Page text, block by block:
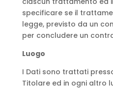
specificare se il
legge, previsto da un
per concludere un
Luogo
I Dati sono trattati
Titolare ed in ogni altro